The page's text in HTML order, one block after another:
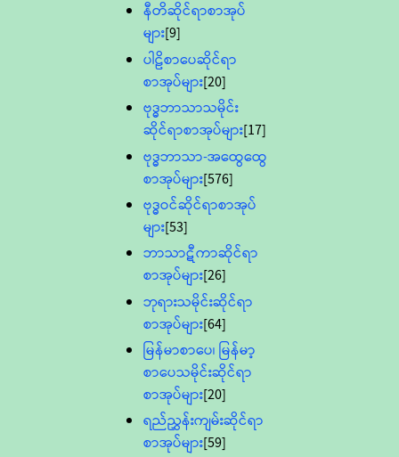
နီတိဆိုင်ရာစာအုပ်
များ[9]
ပါဠိစာပေဆိုင်ရာ
စာအုပ်များ[20]
ဗုဒ္ဓဘာသာသမိုင်း
ဆိုင်ရာစာအုပ်များ[17]
ဗုဒ္ဓဘာသာ-အထွေထွေ
စာအုပ်များ[576]
ဗုဒ္ဓဝင်ဆိုင်ရာစာအုပ်
များ[53]
ဘာသာဋီကာဆိုင်ရာ
စာအုပ်များ[26]
ဘုရားသမိုင်းဆိုင်ရာ
စာအုပ်များ[64]
မြန်မာစာပေ၊ မြန်မာ့
စာပေသမိုင်းဆိုင်ရာ
စာအုပ်များ[20]
ရည်ညွှန်းကျမ်းဆိုင်ရာ
စာအုပ်များ[59]